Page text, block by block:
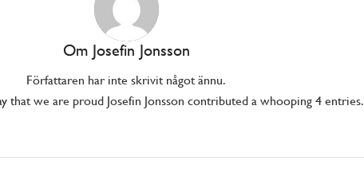
Om Josefin Jonsson
Författaren har inte skrivit något ännu.
that we are proud Josefin Jonsson contributed a whooping 4 entries.